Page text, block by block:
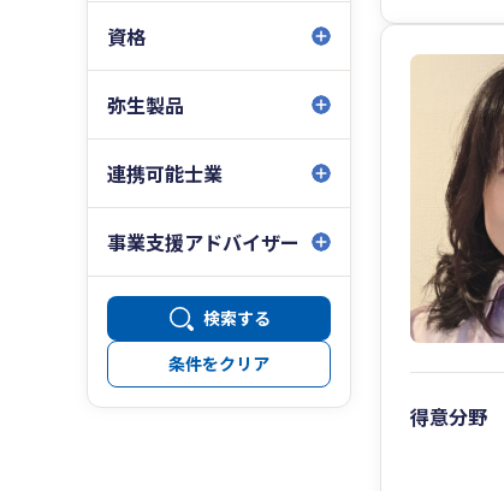
資格
弥生製品
連携可能士業
事業支援アドバイザー
検索する
条件をクリア
得意分野